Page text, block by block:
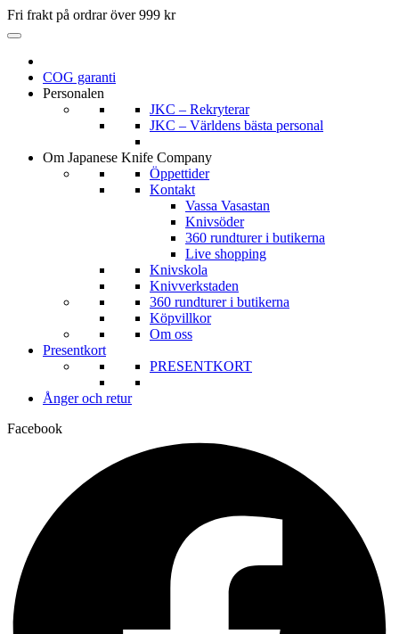
Fri frakt på ordrar över 999 kr
COG garanti
Personalen
JKC – Rekryterar
JKC – Världens bästa personal
Om Japanese Knife Company
Öppettider
Kontakt
Vassa Vasastan
Knivsöder
360 rundturer i butikerna
Live shopping
Knivskola
Knivverkstaden
360 rundturer i butikerna
Köpvillkor
Om oss
Presentkort
PRESENTKORT
Ånger och retur
Facebook